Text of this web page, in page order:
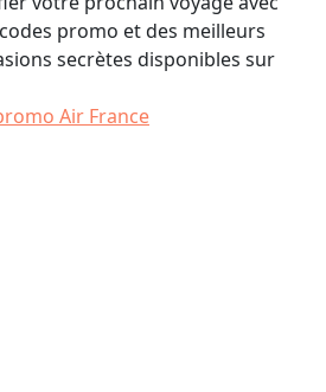
promo et des meilleurs
secrètes disponibles sur
Air France